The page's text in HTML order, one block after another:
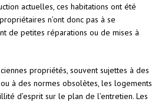
actuelles, ces habitations ont été
n’ont donc pas à se
de petites réparations ou de mises à
propriétés, souvent sujettes à des
à des normes obsolètes, les logements
d’esprit sur le plan de l’entretien. Les